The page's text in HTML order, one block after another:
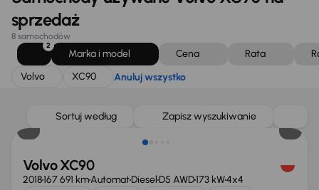
sprzedaż
8 samochodów
2
Marka i model Cena Rata
Volvo
XC90 Anuluj wszystko
Sortuj według Zapisz wyszukiwanie
Możliwość odliczenia VAT
Volvo XC90
2018167 691 kmAutomatDiesel D5 AWD173 kW4x4